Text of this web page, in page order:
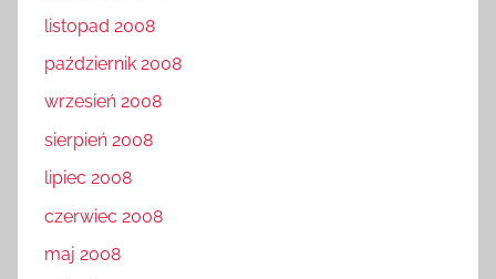
listopad 2008
październik 2008
wrzesień 2008
sierpień 2008
lipiec 2008
czerwiec 2008
maj 2008